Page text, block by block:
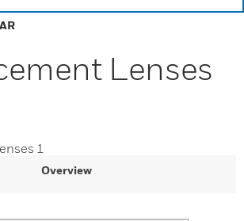
Lenses
1
Overview